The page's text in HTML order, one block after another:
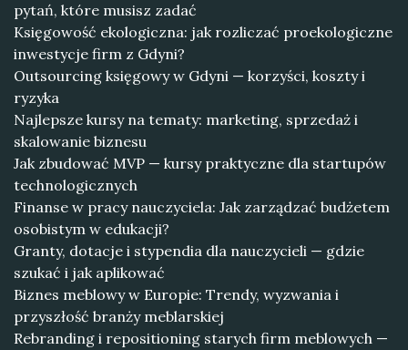
pytań, które musisz zadać
Księgowość ekologiczna: jak rozliczać proekologiczne
inwestycje firm z Gdyni?
Outsourcing księgowy w Gdyni — korzyści, koszty i
ryzyka
Najlepsze kursy na tematy: marketing, sprzedaż i
skalowanie biznesu
Jak zbudować MVP — kursy praktyczne dla startupów
technologicznych
Finanse w pracy nauczyciela: Jak zarządzać budżetem
osobistym w edukacji?
Granty, dotacje i stypendia dla nauczycieli — gdzie
szukać i jak aplikować
Biznes meblowy w Europie: Trendy, wyzwania i
przyszłość branży meblarskiej
Rebranding i repositioning starych firm meblowych —